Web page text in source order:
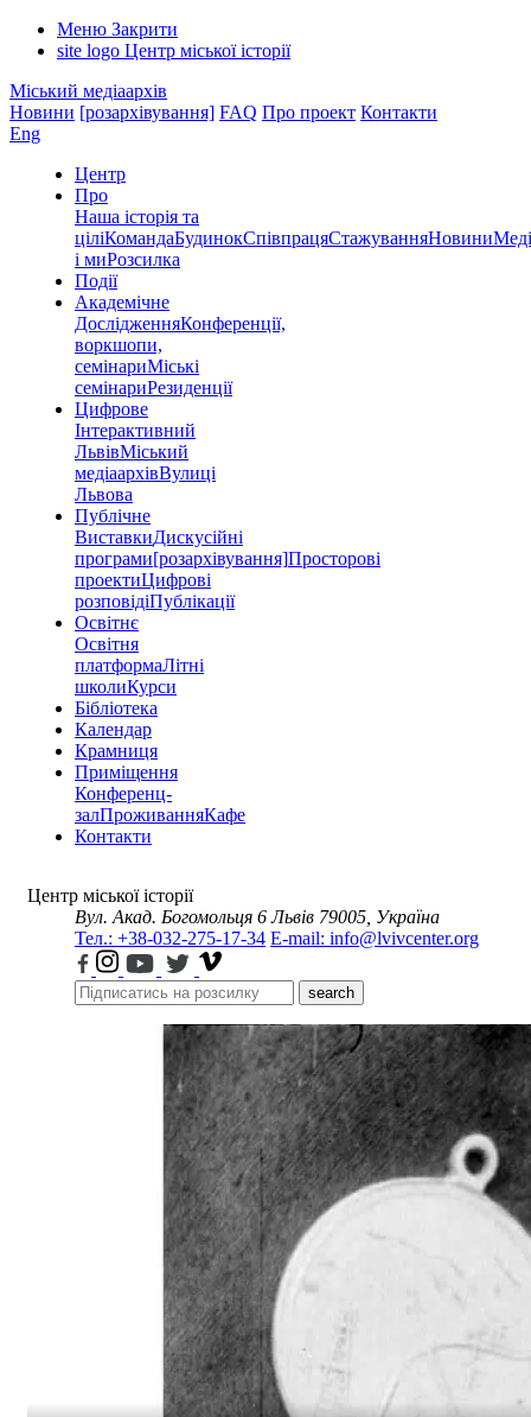
Меню Закрити
site logo Центр міської історії
Міський медіаархів
Новини [розархівування] FAQ Про проект Контакти
Eng
Центр
Про
Наша історія та
ціліКомандаБудинокСпівпрацяСтажуванняНовини
і миРозсилка
Події
Академічне
ДослідженняКонференції,
воркшопи,
семінариМіські
семінариРезиденції
Цифрове
Інтерактивний
ЛьвівМіський
медіаархівВулиці
Львова
Публічне
ВиставкиДискусійні
програми[розархівування]Просторові
проектиЦифрові
розповідіПублікації
Освітнє
Освітня
платформаЛітні
школиКурси
Бібліотека
Календар
Крамниця
Приміщення
Конференц-
залПроживанняКафе
Контакти
Центр міської історії
Вул. Акад. Богомольця 6 Львів 79005, Україна
Тел.: +38-032-275-17-34 E-mail: info@lvivcenter.org
search